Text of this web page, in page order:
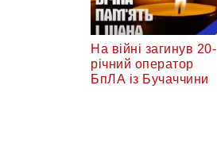
На війні загинув 20-
річний оператор
БпЛА із Бучаччини